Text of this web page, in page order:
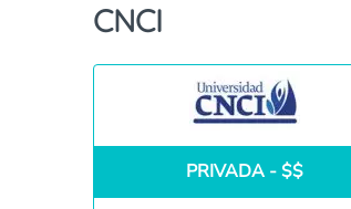
CNCI
PRIVADA - $$